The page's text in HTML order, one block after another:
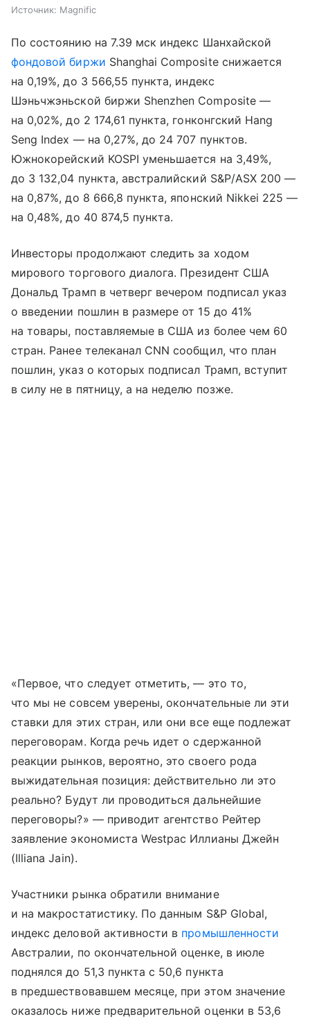
Источник: Magnific
По состоянию на 7.39 мск индекс Шанхайской
фондовой биржи Shanghai Composite снижается
на 0,19%, до 3 566,55 пункта, индекс
Шэньчжэньской биржи Shenzhen Composite —
на 0,02%, до 2 174,61 пункта, гонконгский Hang
Seng Index — на 0,27%, до 24 707 пунктов.
Южнокорейский KOSPI уменьшается на 3,49%,
до 3 132,04 пункта, австралийский S&P/ASX 200 —
на 0,87%, до 8 666,8 пункта, японский Nikkei 225 —
на 0,48%, до 40 874,5 пункта.
Инвесторы продолжают следить за ходом
мирового торгового диалога. Президент США
Дональд Трамп в четверг вечером подписал указ
о введении пошлин в размере от 15 до 41%
на товары, поставляемые в США из более чем 60
стран. Ранее телеканал CNN сообщил, что план
пошлин, указ о которых подписал Трамп, вступит
в силу не в пятницу, а на неделю позже.
«Первое, что следует отметить, — это то,
что мы не совсем уверены, окончательные ли эти
ставки для этих стран, или они все еще подлежат
переговорам. Когда речь идет о сдержанной
реакции рынков, вероятно, это своего рода
выжидательная позиция: действительно ли это
реально? Будут ли проводиться дальнейшие
переговоры?» — приводит агентство Рейтер
заявление экономиста Westpac Иллианы Джейн
(Illiana Jain).
Участники рынка обратили внимание
и на макростатистику. По данным S&P Global,
индекс деловой активности в промышленности
Австралии, по окончательной оценке, в июле
поднялся до 51,3 пункта с 50,6 пункта
в предшествовавшем месяце, при этом значение
оказалось ниже предварительной оценки в 53,6